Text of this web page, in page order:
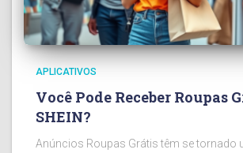
APLICATIVOS
Você Pode Receber Roupas
SHEIN?
Anúncios Roupas Grátis têm se tornado